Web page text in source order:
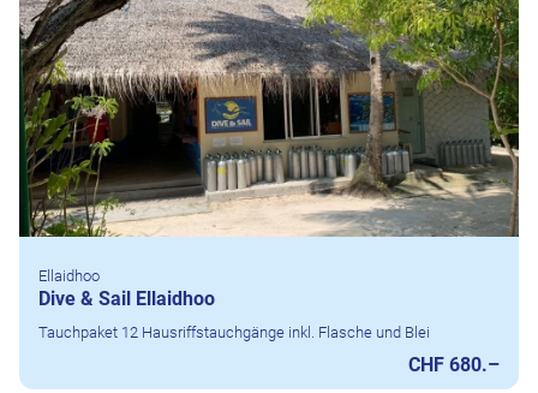
Ellaidhoo
Dive & Sail Ellaidhoo
Tauchpaket 12 Hausriffstauchgänge inkl. Flasche und Blei
CHF 680.–